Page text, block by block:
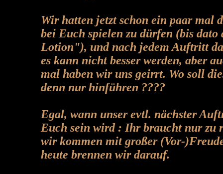
Wir hatten jetzt schon ein paar mal
bei Euch spielen zu dürfen (bis
Lotion"), und nach jedem Auftritt
es kann nicht besser werden, aber
mal haben wir uns geirrt. Wo soll
denn nur hinführen ????
Egal, wann unser evtl. nächster
Euch sein wird : Ihr braucht nur zu
wir kommen mit großer (Vor-
heute brennen wir darauf.